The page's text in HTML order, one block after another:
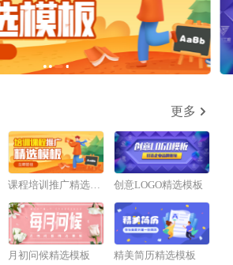
更多
课程培训推广精选模板 创意LOGO精选模板
月初问候精选模板 精美简历精选模板